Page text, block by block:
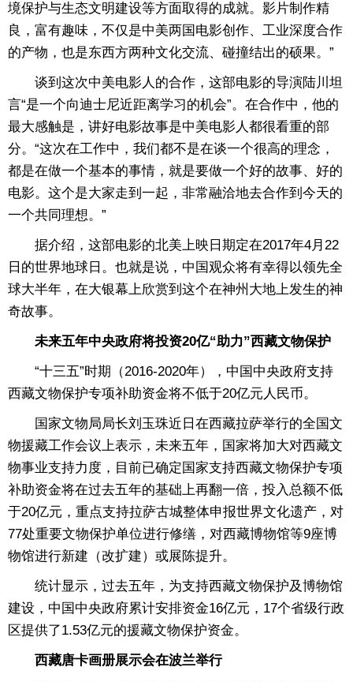
境保护与生态文明建设等方面取得的成就。影片制作精
良，富有趣味，不仅是中美两国电影创作、工业深度合作
的产物，也是东西方两种文化交流、碰撞结出的硕果。”
谈到这次中美电影人的合作，这部电影的导演陆川坦
言“是一个向迪士尼近距离学习的机会”。在合作中，他的
最大感触是，讲好电影故事是中美电影人都很看重的部
分。“这次在工作中，我们都不是在谈一个很高的理念，
都是在做一个基本的事情，就是要做一个好的故事、好的
电影。这个是大家走到一起，非常融洽地去合作到今天的
一个共同理想。”
据介绍，这部电影的北美上映日期定在2017年4月22
日的世界地球日。也就是说，中国观众将有幸得以领先全
球大半年，在大银幕上欣赏到这个在神州大地上发生的神
奇故事。
未来五年中央政府将投资20亿“助力”西藏文物保护
“十三五”时期（2016-2020年），中国中央政府支持
西藏文物保护专项补助资金将不低于20亿元人民币。
国家文物局局长刘玉珠近日在西藏拉萨举行的全国文
物援藏工作会议上表示，未来五年，国家将加大对西藏文
物事业支持力度，目前已确定国家支持西藏文物保护专项
补助资金将在过去五年的基础上再翻一倍，投入总额不低
于20亿元，重点支持拉萨古城整体申报世界文化遗产，对
77处重要文物保护单位进行修缮，对西藏博物馆等9座博
物馆进行新建（改扩建）或展陈提升。
统计显示，过去五年，为支持西藏文物保护及博物馆
建设，中国中央政府累计安排资金16亿元，17个省级行政
区提供了1.53亿元的援藏文物保护资金。
西藏唐卡画册展示会在波兰举行